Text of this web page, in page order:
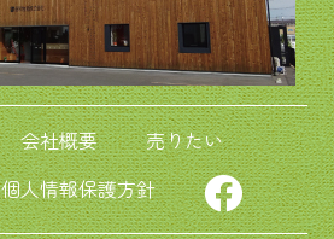
会社概要
売りたい
個人情報保護方針